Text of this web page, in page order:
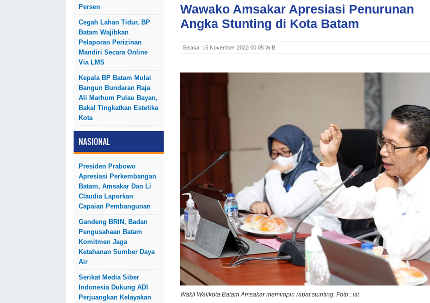
Persen
Cegah Lahan Tidur, BP
Batam Wajibkan
Pelaporan Perizinan
Mandiri Secara Online
Via LMS
Kepala BP Batam Mulai
Bangun Bundaran Raja
Ali Marhum Pulau Bayan,
Bakal Tingkatkan Estetika
Kota
NASIONAL
Presiden Prabowo
Apresiasi Perkembangan
Batam, Amsakar Dan Li
Claudia Laporkan
Capaian Pembangunan
Gandeng BRIN, Badan
Pengusahaan Batam
Komitmen Jaga
Ketahanan Sumber Daya
Air
Serikat Media Siber
Indonesia Dukung ADI
Perjuangkan Kelayakan
Wawako Amsakar Apresiasi Penurunan
Angka Stunting di Kota Batam
Selasa, 15 November 2022 00.05 WIB
Wakil Walikota Batam Amsakar memimpin rapat stunting. Foto : ist